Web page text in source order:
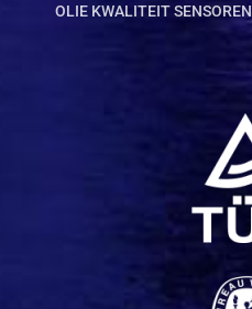
OLIE KWALITEIT SENSOREN